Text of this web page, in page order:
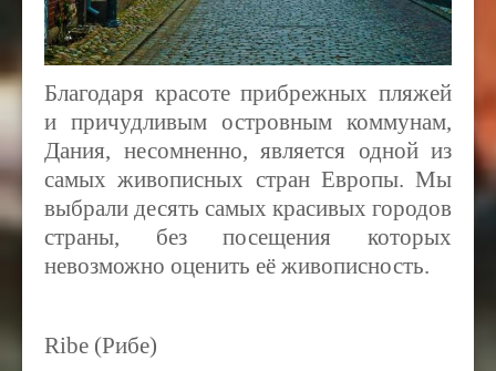
Благодаря красоте прибрежных пляжей
и причудливым островным коммунам,
Дания, несомненно, является одной из
самых живописных стран Европы. Мы
выбрали десять самых красивых городов
страны, без посещения которых
невозможно оценить её живописность.
Ribe (Рибе)